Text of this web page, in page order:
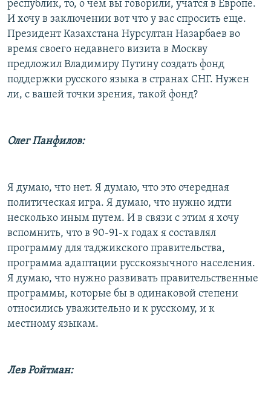
республик, то, о чем вы говорили, учатся в Европе.
И хочу в заключении вот что у вас спросить еще.
Президент Казахстана Нурсултан Назарбаев во
время своего недавнего визита в Москву
предложил Владимиру Путину создать фонд
поддержки русского языка в странах СНГ. Нужен
ли, с вашей точки зрения, такой фонд?
Олег Панфилов:
Я думаю, что нет. Я думаю, что это очередная
политическая игра. Я думаю, что нужно идти
несколько иным путем. И в связи с этим я хочу
вспомнить, что в 90-91-х годах я составлял
программу для таджикского правительства,
программа адаптации русскоязычного населения.
Я думаю, что нужно развивать правительственные
программы, которые бы в одинаковой степени
относились уважительно и к русскому, и к
местному языкам.
Лев Ройтман: